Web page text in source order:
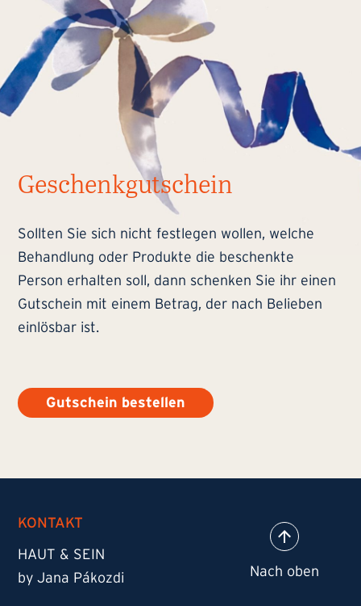
Geschenkgutschein
Sollten Sie sich nicht festlegen wollen, welche
Behandlung oder Produkte die beschenkte
Person erhalten soll, dann schenken Sie ihr einen
Gutschein mit einem Betrag, der nach Belieben
einlösbar ist.
Gutschein bestellen
KONTAKT
HAUT & SEIN
by Jana Pákozdi